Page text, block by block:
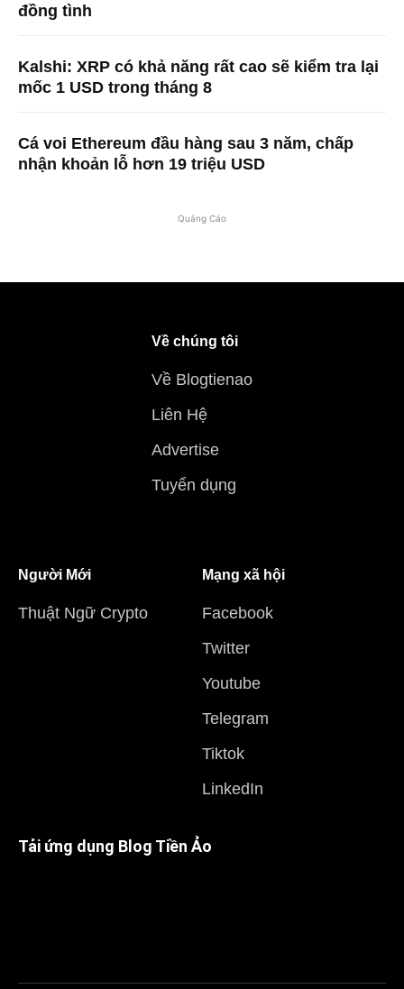
đồng tình
Kalshi: XRP có khả năng rất cao sẽ kiểm tra lại
mốc 1 USD trong tháng 8
Cá voi Ethereum đầu hàng sau 3 năm, chấp
nhận khoản lỗ hơn 19 triệu USD
Quảng Cáo
Về chúng tôi
Về Blogtienao
Liên Hệ
Advertise
Tuyển dụng
Người Mới
Thuật Ngữ Crypto
Mạng xã hội
Facebook
Twitter
Youtube
Telegram
Tiktok
LinkedIn
Tải ứng dụng Blog Tiền Ảo